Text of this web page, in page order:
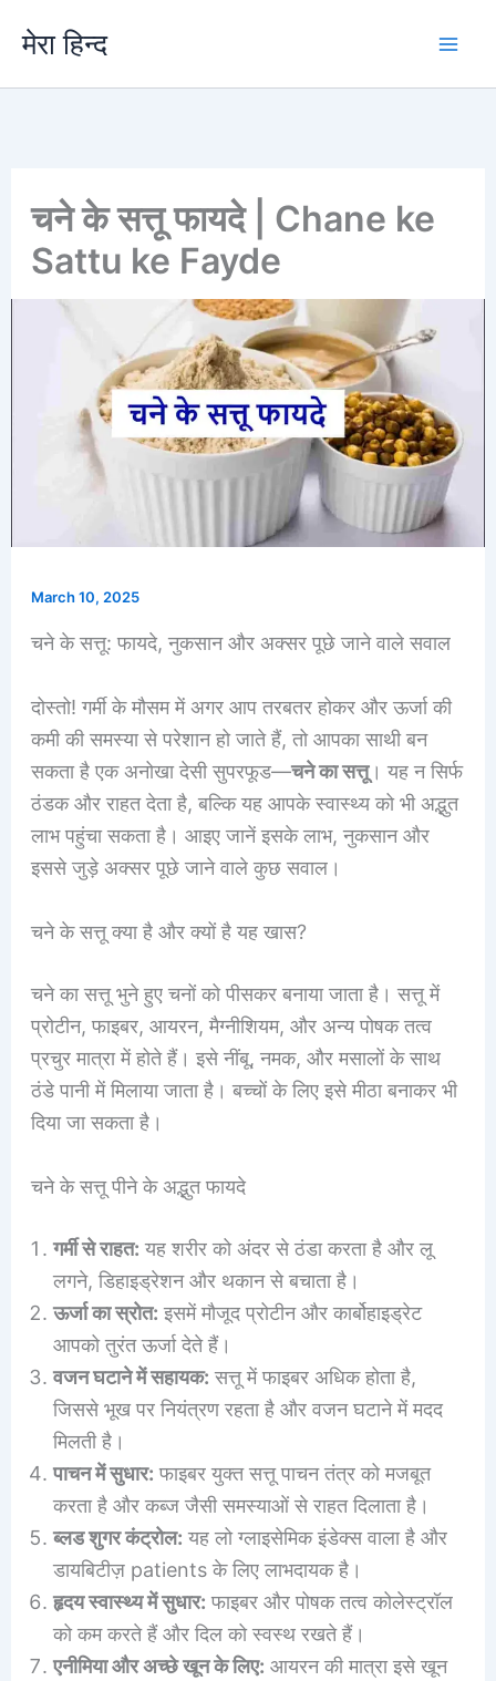
मेरा हिन्द
चने के सत्तू फायदे | Chane ke
Sattu ke Fayde
March 10, 2025
चने के सत्तू: फायदे, नुकसान और अक्सर पूछे जाने वाले सवाल
दोस्तो! गर्मी के मौसम में अगर आप तरबतर होकर और ऊर्जा की
कमी की समस्या से परेशान हो जाते हैं, तो आपका साथी बन
सकता है एक अनोखा देसी सुपरफूड—चने का सत्तू। यह न सिर्फ
ठंडक और राहत देता है, बल्कि यह आपके स्वास्थ्य को भी अद्भुत
लाभ पहुंचा सकता है। आइए जानें इसके लाभ, नुकसान और
इससे जुड़े अक्सर पूछे जाने वाले कुछ सवाल।
चने के सत्तू क्या है और क्यों है यह खास?
चने का सत्तू भुने हुए चनों को पीसकर बनाया जाता है। सत्तू में
प्रोटीन, फाइबर, आयरन, मैग्नीशियम, और अन्य पोषक तत्व
प्रचुर मात्रा में होते हैं। इसे नींबू, नमक, और मसालों के साथ
ठंडे पानी में मिलाया जाता है। बच्चों के लिए इसे मीठा बनाकर भी
दिया जा सकता है।
चने के सत्तू पीने के अद्भुत फायदे
गर्मी से राहत: यह शरीर को अंदर से ठंडा करता है और लू
लगने, डिहाइड्रेशन और थकान से बचाता है।
ऊर्जा का स्रोत: इसमें मौजूद प्रोटीन और कार्बोहाइड्रेट
आपको तुरंत ऊर्जा देते हैं।
वजन घटाने में सहायक: सत्तू में फाइबर अधिक होता है,
जिससे भूख पर नियंत्रण रहता है और वजन घटाने में मदद
मिलती है।
पाचन में सुधार: फाइबर युक्त सत्तू पाचन तंत्र को मजबूत
करता है और कब्ज जैसी समस्याओं से राहत दिलाता है।
ब्लड शुगर कंट्रोल: यह लो ग्लाइसेमिक इंडेक्स वाला है और
डायबिटीज़ patients के लिए लाभदायक है।
हृदय स्वास्थ्य में सुधार: फाइबर और पोषक तत्व कोलेस्ट्रॉल
को कम करते हैं और दिल को स्वस्थ रखते हैं।
एनीमिया और अच्छे खून के लिए: आयरन की मात्रा इसे खून